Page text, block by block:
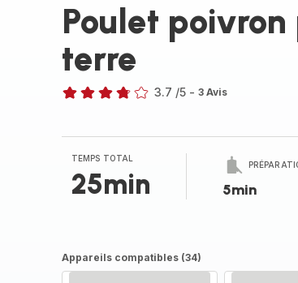
Poulet
terre
3.7 /5 - 3 Avis
TEMPS TOTAL
25min 5min
Appareils compatibles (34)